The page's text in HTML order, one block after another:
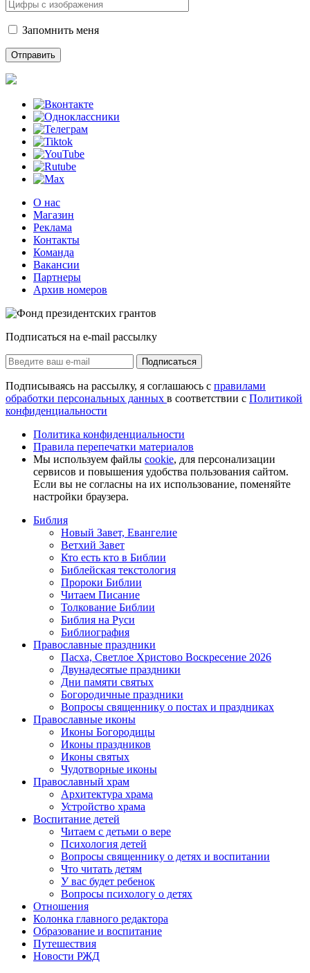
Запомнить меня
О нас
Магазин
Реклама
Контакты
Команда
Вакансии
Партнеры
Архив номеров
Подписаться на e-mail рассылку
Подписаться
Подписываясь на рассылку, я соглашаюсь с правилами
обработки персональных данных в соответствии с Политикой
конфиденциальности
Политика конфиденциальности
Правила перепечатки материалов
Мы используем файлы cookie, для персонализации
сервисов и повышения удобства пользования сайтом.
Если вы не согласны на их использование, поменяйте
настройки браузера.
Библия
Новый Завет, Евангелие
Ветхий Завет
Кто есть кто в Библии
Библейская текстология
Пророки Библии
Читаем Писание
Толкование Библии
Библия на Руси
Библиография
Православные праздники
Пасха, Светлое Христово Воскресение 2026
Двунадесятые праздники
Дни памяти святых
Богородичные праздники
Вопросы священнику о постах и праздниках
Православные иконы
Иконы Богородицы
Иконы праздников
Иконы святых
Чудотворные иконы
Православный храм
Архитектура храма
Устройство храма
Воспитание детей
Читаем с детьми о вере
Психология детей
Вопросы священнику о детях и воспитании
Что читать детям
У вас будет ребенок
Вопросы психологу о детях
Отношения
Колонка главного редактора
Образование и воспитание
Путешествия
Новости РЖД